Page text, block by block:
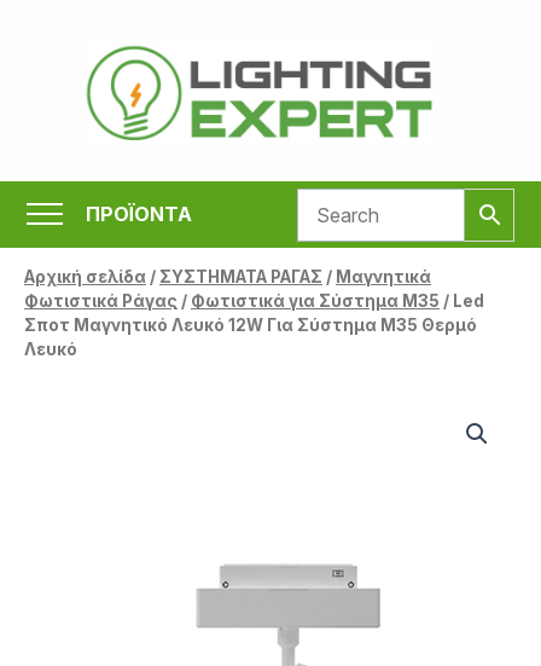
περιεχόμενο
ΠΡΟΪΟΝΤΑ
Αρχική σελίδα/ ΣΥΣΤΗΜΑΤΑ ΡΑΓΑΣ / Μαγνητικά
Φωτιστικά Ράγας / Φωτιστικά για Σύστημα Μ35 / Led
Σποτ Μαγνητικό Λευκό 12W Για Σύστημα M35 Θερμό
Λευκό